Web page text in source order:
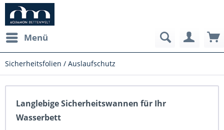
Menü
Sicherheitsfolien / Auslaufschutz
Langlebige Sicherheitswannen für Ihr
Wasserbett